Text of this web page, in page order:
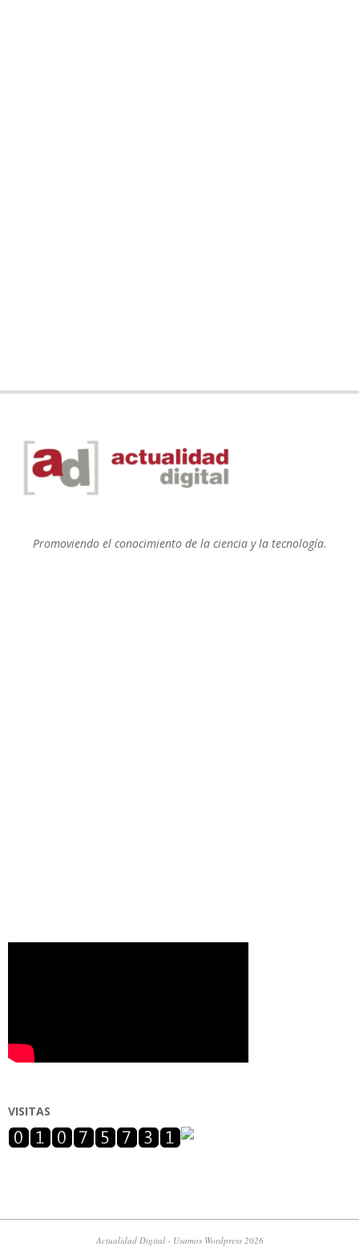
Promoviendo el conocimiento de la ciencia y la tecnología.
VISITAS
Actualidad Digital - Usamos Wordpress 2026